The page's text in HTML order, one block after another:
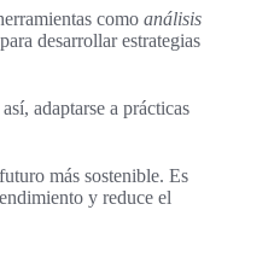
como análisis
desarrollar estrategias
adaptarse a prácticas
más sostenible. Es
y reduce el